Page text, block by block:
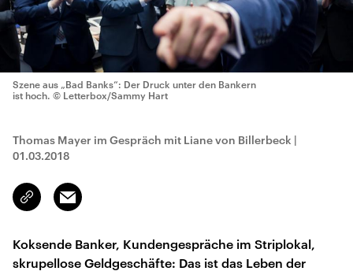
Szene aus „Bad Banks“: Der Druck unter den Bankern
ist hoch. © Letterbox/Sammy Hart
Thomas Mayer im Gespräch mit Liane von Billerbeck |
01.03.2018
Link
kopieren/teilen
Email
Koksende Banker, Kundengespräche im Striplokal,
skrupellose Geldgeschäfte: Das ist das Leben der